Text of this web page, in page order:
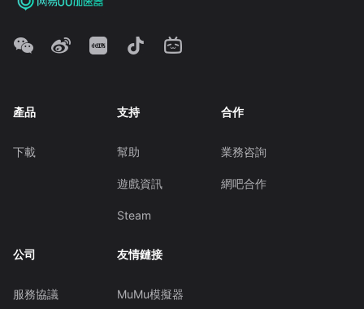
產品
下載
支持
幫助
遊戲資訊
Steam
合作
業務咨詢
網吧合作
公司
服務協議
友情鏈接
MuMu模擬器